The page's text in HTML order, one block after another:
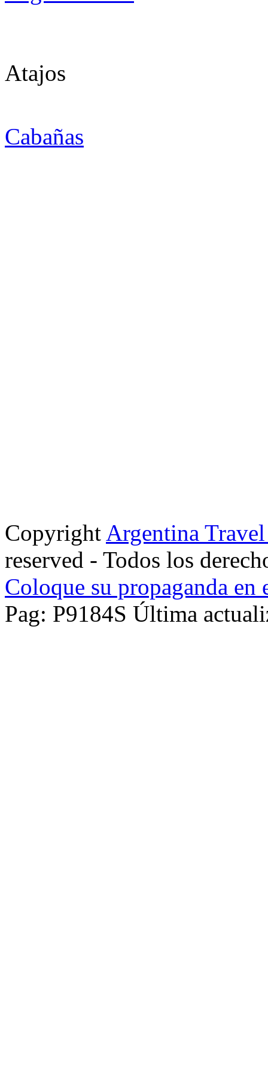
Atajos
Cabañas
Copyright Argentina
reserved - Todos los
Coloque su propaganda en
Pag: P9184S Última